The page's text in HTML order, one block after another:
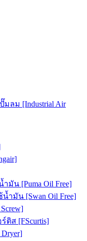
ลม [Industrial Air
น [Puma Oil Free]
มัน [Swan Oil Free]
ติส [FScurtis]